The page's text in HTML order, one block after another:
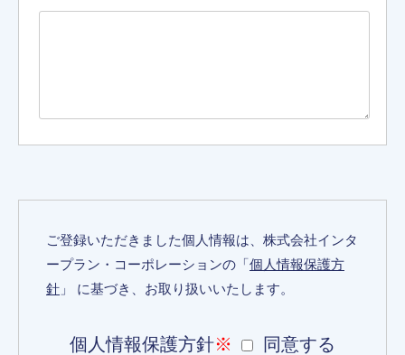
ご登録いただきました個人情報は、株式会社インタ
ープラン・コーポレーションの「個人情報保護方
針 」 に基づき、お取り扱いいたします。
個人情報保護方針※ 同意する